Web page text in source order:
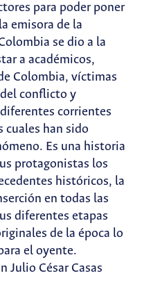
para poder poner
emisora de la
se dio a la
a académicos,
Colombia, víctimas
conflicto y
corrientes
cuales han sido
Es una historia
protagonistas los
históricos, la
en todas las
diferentes etapas
de la época lo
el oyente.
Julio César Casas